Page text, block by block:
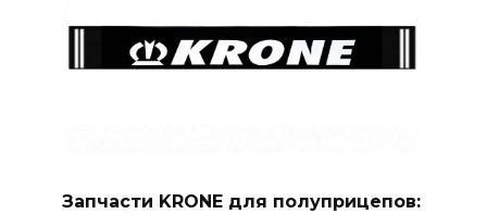
Запчасти KRONE для полуприцепов: